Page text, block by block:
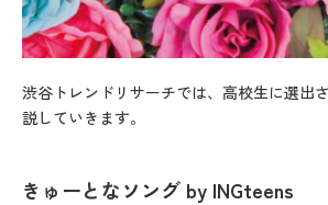
渋谷トレンドリサーチでは、高校生に選出
説していきます。
きゅーとなソング by INGteens